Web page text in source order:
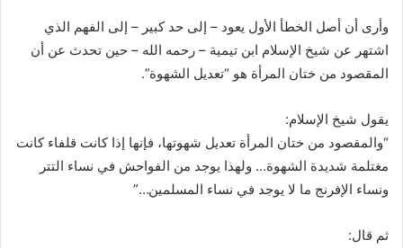
وأرى أن أصل الخطأ الأول يعود – إلى حد كبير – إلى الفهم الذي
اشتهر عن شيخ الإسلام ابن تيمية – رحمه الله – حين تحدث عن أن
المقصود من ختان المرأة هو “تعديل الشهوة”.
يقول شيخ الإسلام:
“والمقصود من ختان المرأة تعديل شهوتها، فإنها إذا كانت قلفاء كانت
مغتلمة شديدة الشهوة… ولهذا يوجد من الفواحش في نساء التتر
ونساء الإفرنج ما لا يوجد في نساء المسلمين…”
ثم قال: